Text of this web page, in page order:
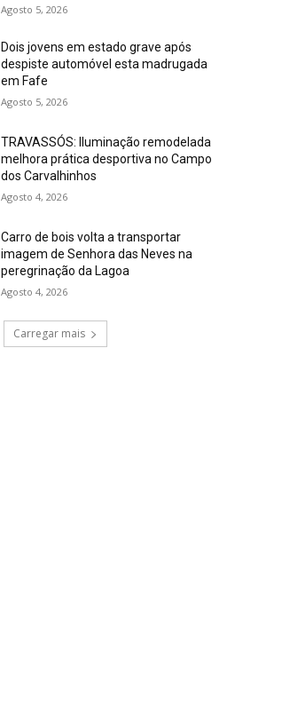
Agosto 5, 2026
Dois jovens em estado grave após
despiste automóvel esta madrugada
em Fafe
Agosto 5, 2026
TRAVASSÓS: Iluminação remodelada
melhora prática desportiva no Campo
dos Carvalhinhos
Agosto 4, 2026
Carro de bois volta a transportar
imagem de Senhora das Neves na
peregrinação da Lagoa
Agosto 4, 2026
Carregar mais